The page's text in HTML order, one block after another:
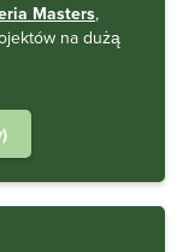
Masters,
na dużą